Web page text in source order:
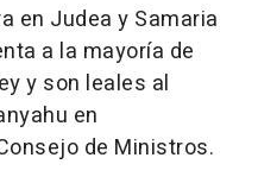
en Judea y Samaria
a la mayoría de
y son leales al
en
de Ministros.